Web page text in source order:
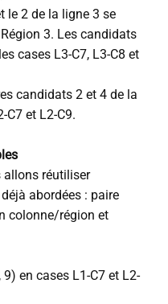
le 2 de la ligne 3 se
3. Les candidats
cases L3-C7, L3-C8 et
candidats 2 et 4 de la
C7 et L2-C9.
allons réutiliser
abordées : paire
colonne/région et
en cases L1-C7 et L2-